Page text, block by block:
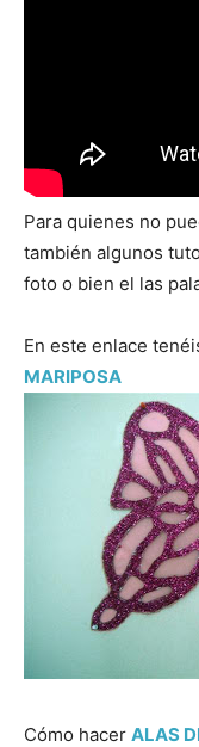
Para quienes no
también algunos
foto o bien el las
En este enlace
MARIPOSA
Cómo hacer ALAS